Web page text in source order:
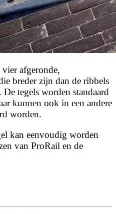
afgeronde,
breder zijn dan de ribbels
tegels worden standaard
kunnen ook in een andere
worden.
kan eenvoudig worden
van ProRail en de